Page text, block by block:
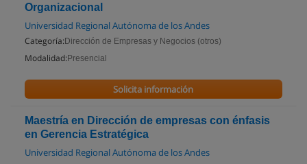
Organizacional
Universidad Regional Autónoma de los Andes
Categoría: Dirección de Empresas y Negocios (otros)
Modalidad: Presencial
Solicita información
Maestría en Dirección de empresas con énfasis
en Gerencia Estratégica
Universidad Regional Autónoma de los Andes